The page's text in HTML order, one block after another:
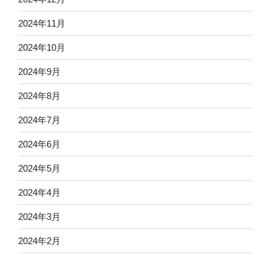
2024年11月
2024年10月
2024年9月
2024年8月
2024年7月
2024年6月
2024年5月
2024年4月
2024年3月
2024年2月